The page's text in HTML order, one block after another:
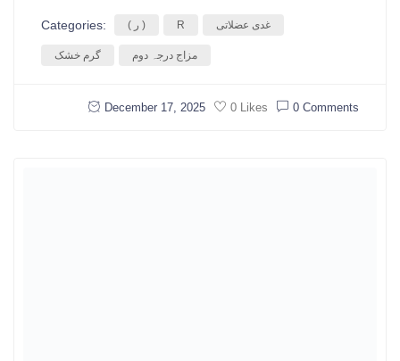
Categories: ( ر ) R غدی عضلاتی
گرم خشک مزاج درجہ دوم
December 17, 2025 0 Likes 0 Comments